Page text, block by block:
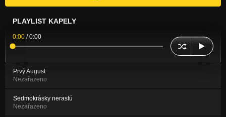
PLAYLIST KAPELY
0:00 /0:00
Prvý August
Nezařazeno
Sedmokrásky nerastú
Nezařazeno